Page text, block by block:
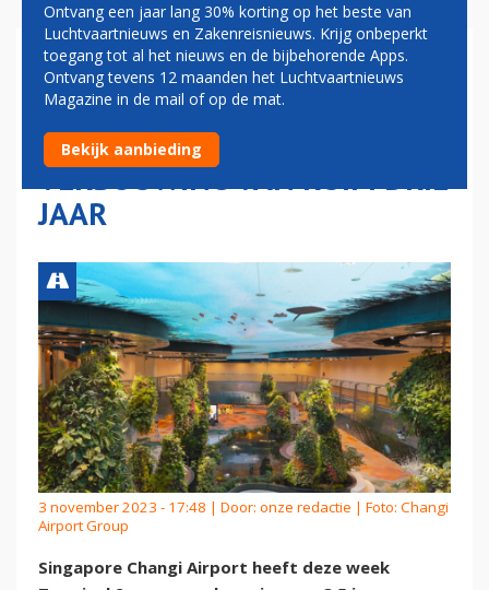
SINGAPORE CHANGI
TERMINAL 2 HEROPEND ALS
'NATUURPARK' NA
VERBOUWING VAN RUIM DRIE
JAAR
3 november 2023 - 17:48 | Door: onze redactie | Foto: Changi
Airport Group
Singapore Changi Airport heeft deze week
Ontvang een jaar lang 30% korting op het beste van
Luchtvaartnieuws en Zakenreisnieuws. Krijg onbeperkt
toegang tot al het nieuws en de bijbehorende Apps.
Ontvang tevens 12 maanden het Luchtvaartnieuws
Magazine in de mail of op de mat.
Bekijk aanbieding